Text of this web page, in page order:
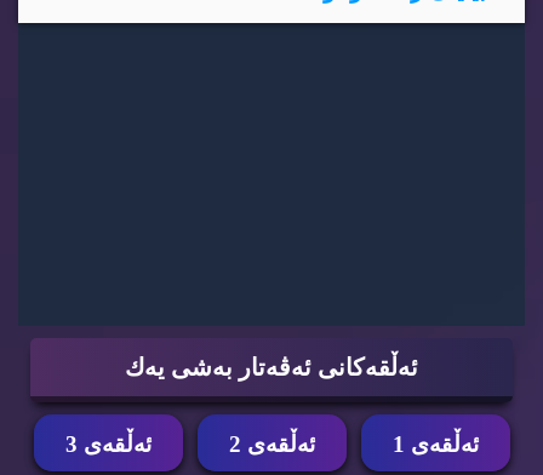
ئه‌ڵقه‌كانی ئه‌ڤه‌تار به‌شی یه‌ك
ئه‌ڵقه‌ی 1 ئه‌ڵقه‌ی 2 ئه‌ڵقه‌ی 3